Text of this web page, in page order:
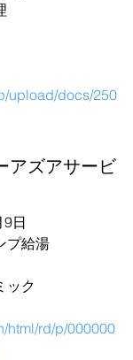
upload/docs/250
アズアサービ
9日
プ給湯
ック
html/rd/p/000000